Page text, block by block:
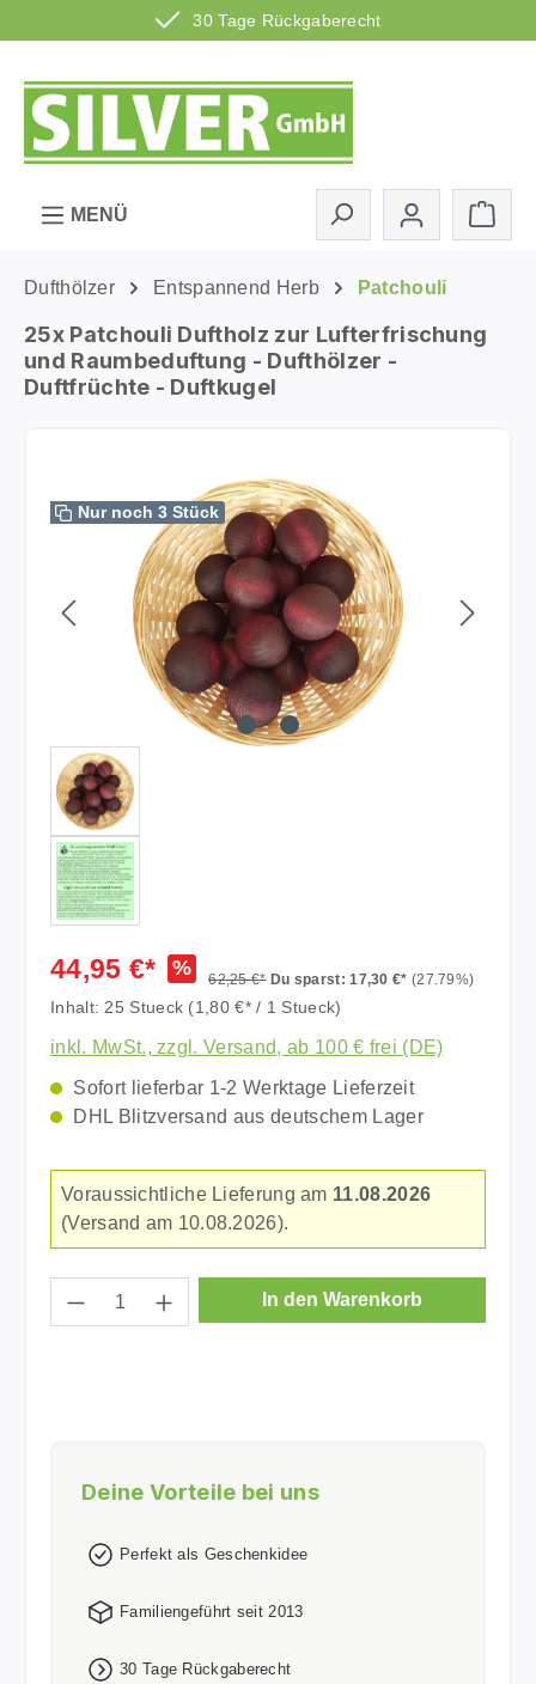
30 Tage Rückgaberecht
Zum Hauptinhalt springen
MENÜ
Dufthölzer Entspannend Herb Patchouli
25x Patchouli Duftholz zur Lufterfrischung
und Raumbeduftung - Dufthölzer -
Duftfrüchte - Duftkugel
Bildergalerie überspringen
Nur noch 3 Stück
44,95 €* % 62,25 €* Du sparst: 17,30 €* (27.79%)
Inhalt: 25 Stueck (1,80 €* / 1 Stueck)
inkl. MwSt., zzgl. Versand, ab 100 € frei (DE)
Sofort lieferbar 1-2 Werktage Lieferzeit
DHL Blitzversand aus deutschem Lager
Voraussichtliche Lieferung am 11.08.2026
(Versand am 10.08.2026).
Produkt Anzahl: Gib den gewünschten
In den Warenkorb
Deine Vorteile bei uns
Perfekt als Geschenkidee
Familiengeführt seit 2013
30 Tage Rückgaberecht